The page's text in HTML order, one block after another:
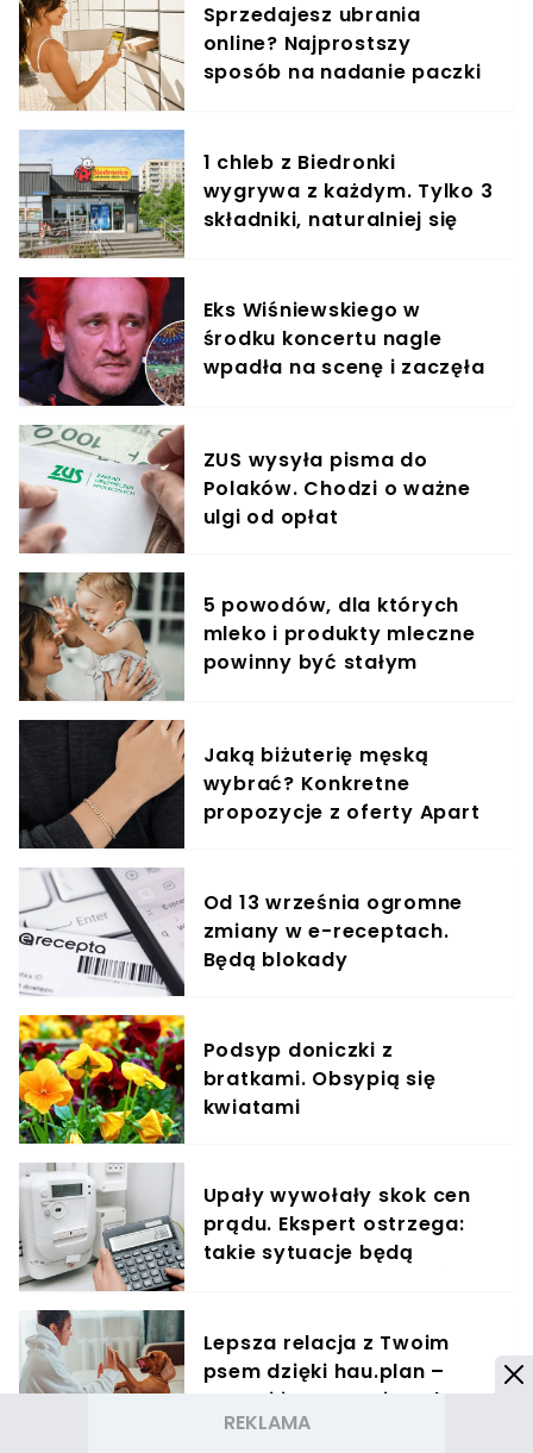
Sprzedajesz ubrania
online? Najprostszy
sposób na nadanie paczki
1 chleb z Biedronki
wygrywa z każdym. Tylko 3
składniki, naturalniej się
Eks Wiśniewskiego w
środku koncertu nagle
wpadła na scenę i zaczęła
ZUS wysyła pisma do
Polaków. Chodzi o ważne
ulgi od opłat
5 powodów, dla których
mleko i produkty mleczne
powinny być stałym
Jaką biżuterię męską
wybrać? Konkretne
propozycje z oferty Apart
Od 13 września ogromne
zmiany w e-receptach.
Będą blokady
Podsyp doniczki z
bratkami. Obsypią się
kwiatami
Upały wywołały skok cen
prądu. Ekspert ostrzega:
takie sytuacje będą
Lepsza relacja z Twoim
psem dzięki hau.plan –
poznaj innowacyjny planer
treningowy